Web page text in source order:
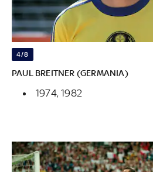
4/8
PAUL BREITNER (GERMANIA)
1974, 1982